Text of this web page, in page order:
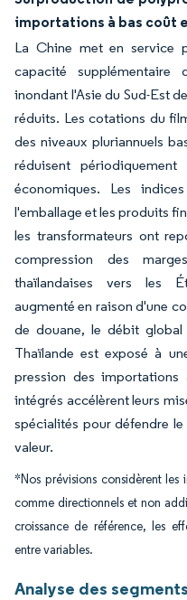
importations à bas coût
La Chine met en service
capacité supplémentaire
inondant l'Asie du Sud-Est
réduits. Les cotations du
des niveaux pluriannuels
réduisent
économiques. Les
l'emballage et les produits
les transformateurs ont
compression des
thaïlandaises vers les
augmenté en raison d'une
de douane, le débit
Thaïlande est exposé à
pression des
intégrés accélèrent leurs
spécialités pour défendre
valeur.
*Nos prévisions considèrent les
comme directionnels et non
croissance de référence, les
entre variables.
Analyse des segments